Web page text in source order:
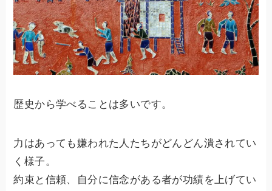
歴史から学べることは多いです。
力はあっても嫌われた人たちがどんどん潰されてい
く様子。
約束と信頼、自分に信念がある者が功績を上げてい